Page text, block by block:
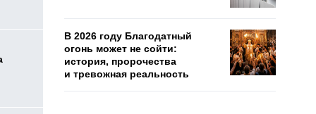
В 2026 году Благодатный
огонь может не сойти:
история, пророчества
и тревожная реальность